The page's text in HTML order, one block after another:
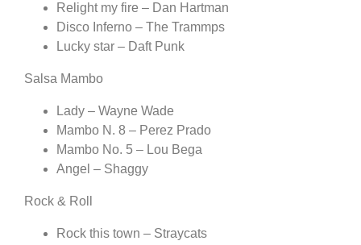
Relight my fire – Dan Hartman
Disco Inferno – The Trammps
Lucky star – Daft Punk
Salsa Mambo
Lady – Wayne Wade
Mambo N. 8 – Perez Prado
Mambo No. 5 – Lou Bega
Angel – Shaggy
Rock & Roll
Rock this town – Straycats